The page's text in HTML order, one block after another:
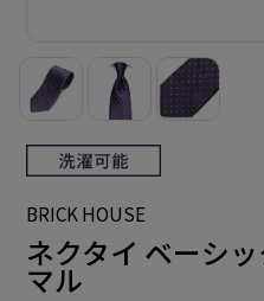
BRICK HOUSE
ネクタイ ベーシ
マル